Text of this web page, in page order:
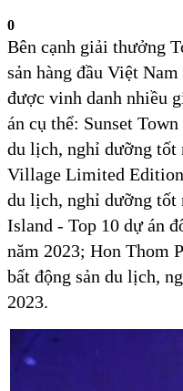
0
Bên cạnh giải thưởng
sản hàng đầu Việt
được vinh danh nhiều
án cụ thể: Sunset
du lịch, nghỉ dưỡng tốt
Village Limited Edition
du lịch, nghỉ dưỡng tốt
Island - Top 10 dự án
năm 2023; Hon Thom
bất động sản du lịch,
2023.